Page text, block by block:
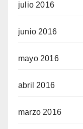
julio 2016
junio 2016
mayo 2016
abril 2016
marzo 2016